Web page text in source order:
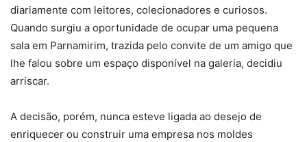
diariamente com leitores, colecionadores e curiosos.
Quando surgiu a oportunidade de ocupar uma pequena
sala em Parnamirim, trazida pelo convite de um amigo que
lhe falou sobre um espaço disponível na galeria, decidiu
arriscar.
A decisão, porém, nunca esteve ligada ao desejo de
enriquecer ou construir uma empresa nos moldes